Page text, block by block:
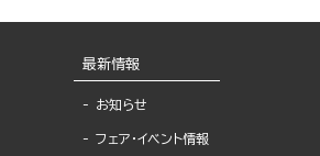
最新情報
お知らせ
フェア・イベント情報